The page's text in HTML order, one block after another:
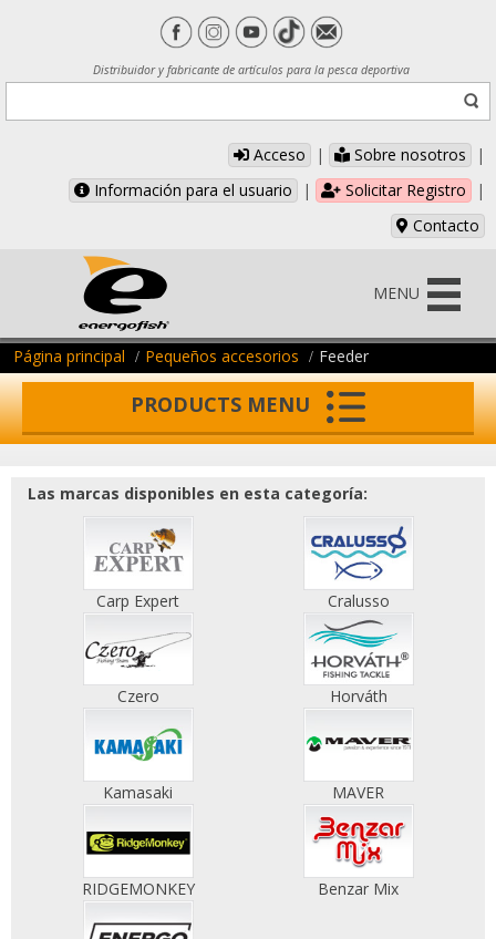
Distribuidor y fabricante de artículos para la pesca deportiva
Acceso | Sobre nosotros
|
Información para el usuario
| Solicitar Registro
|
Contacto
MENU
Página principal Pequeños accesorios Feeder
PRODUCTS MENU
Las marcas disponibles en esta categoría:
Carp Expert Cralusso
Czero Horváth
Kamasaki MAVER
RIDGEMONKEY Benzar Mix